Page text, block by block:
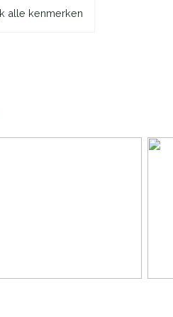
en inhoud
alle kenmerken